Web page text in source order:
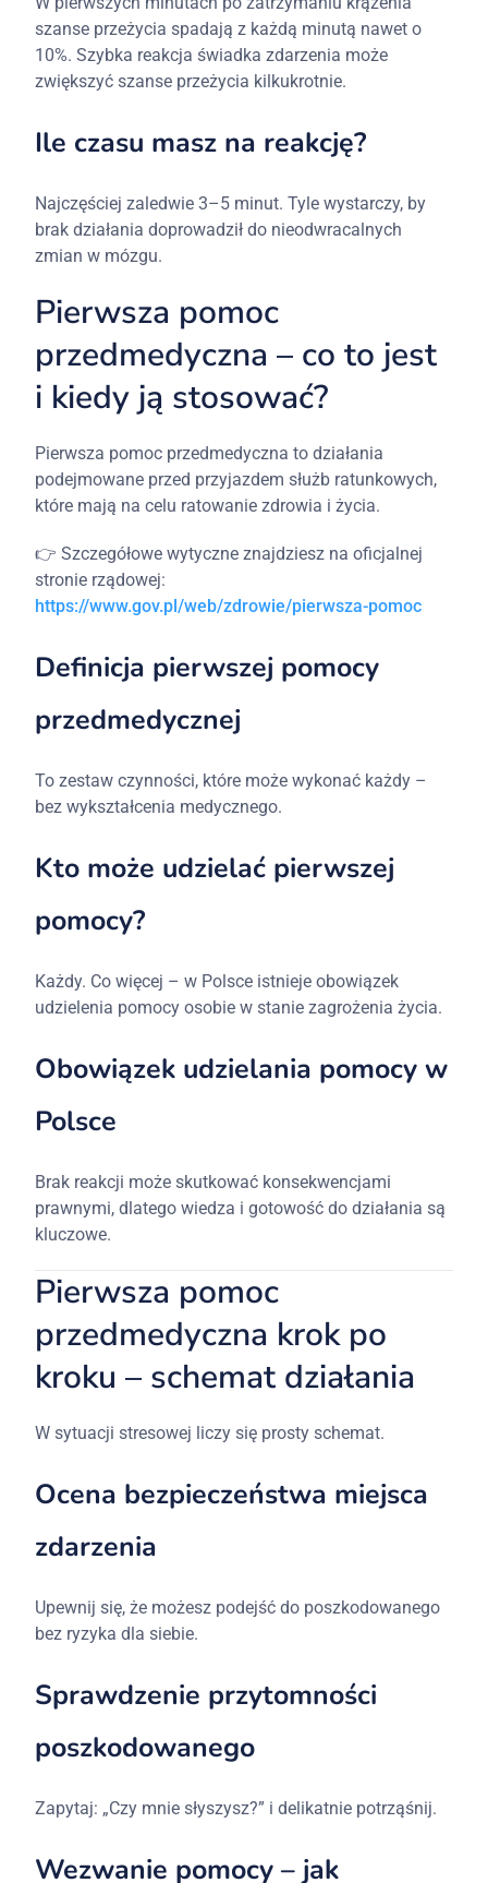
szanse przeżycia spadają z każdą minutą nawet o
10%. Szybka reakcja świadka zdarzenia może
zwiększyć szanse przeżycia kilkukrotnie.
Ile czasu masz na reakcję?
Najczęściej zaledwie 3–5 minut. Tyle wystarczy, by
brak działania doprowadził do nieodwracalnych
zmian w mózgu.
Pierwsza pomoc
przedmedyczna – co to jest
i kiedy ją stosować?
Pierwsza pomoc przedmedyczna to działania
podejmowane przed przyjazdem służb ratunkowych,
które mają na celu ratowanie zdrowia i życia.
👉 Szczegółowe wytyczne znajdziesz na oficjalnej
stronie rządowej:
https://www.gov.pl/web/zdrowie/pierwsza-pomoc
Definicja pierwszej pomocy
przedmedycznej
To zestaw czynności, które może wykonać każdy –
bez wykształcenia medycznego.
Kto może udzielać pierwszej
pomocy?
Każdy. Co więcej – w Polsce istnieje obowiązek
udzielenia pomocy osobie w stanie zagrożenia życia.
Obowiązek udzielania pomocy w
Polsce
Brak reakcji może skutkować konsekwencjami
prawnymi, dlatego wiedza i gotowość do działania są
kluczowe.
Pierwsza pomoc
przedmedyczna krok po
kroku – schemat działania
W sytuacji stresowej liczy się prosty schemat.
Ocena bezpieczeństwa miejsca
zdarzenia
Upewnij się, że możesz podejść do poszkodowanego
bez ryzyka dla siebie.
Sprawdzenie przytomności
poszkodowanego
Zapytaj: „Czy mnie słyszysz?” i delikatnie potrząśnij.
Wezwanie pomocy – jak